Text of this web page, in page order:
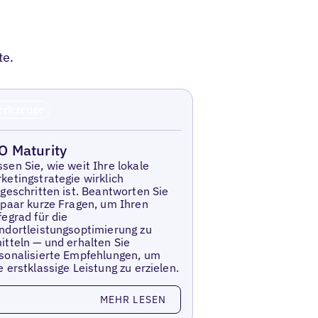
Maturity
Sie, wie weit Ihre lokale
wirklich
ist. Beantworten Sie
kurze Fragen, um Ihren
für die
zu
— und erhalten Sie
Empfehlungen, um
erstklassige Leistung zu erzielen.
MEHR LESEN